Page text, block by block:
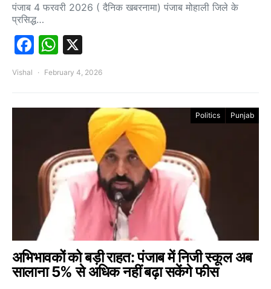
पंजाब 4 फरवरी 2026 ( दैनिक खबरनामा) पंजाब मोहाली जिले के
प्रसिद्ध…
Facebook
WhatsApp
Vishal February 4, 2026
Politics Punjab
अभिभावकों को बड़ी राहत: पंजाब में निजी स्कूल अब
सालाना 5% से अधिक नहीं बढ़ा सकेंगे फीस